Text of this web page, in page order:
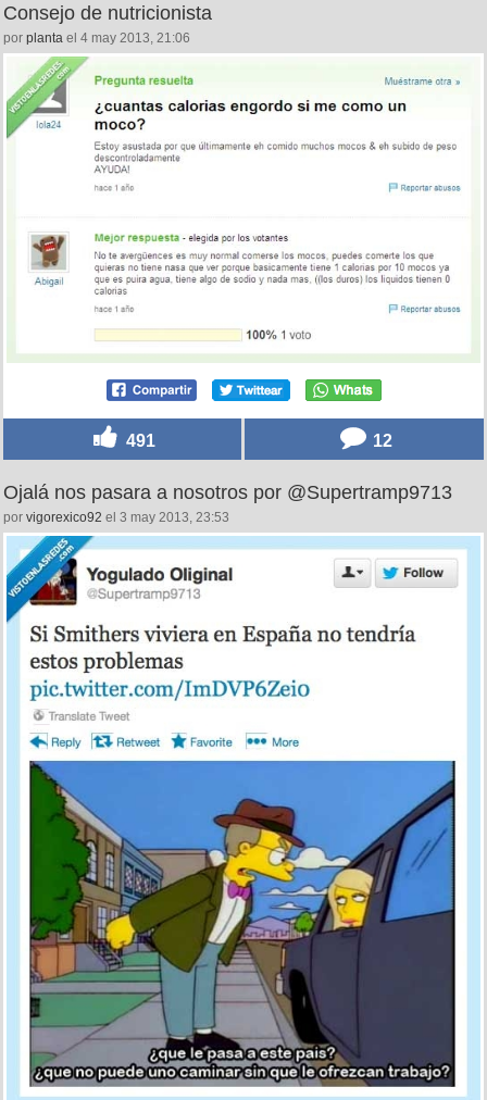
Consejo de nutricionista
por planta el 4 may 2013, 21:06
491 12
Ojalá nos pasara a nosotros por @Supertramp9713
por vigorexico92 el 3 may 2013, 23:53